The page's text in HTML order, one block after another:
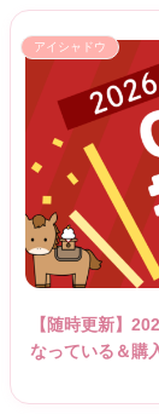
アイシャドウ
【随時更新】
なっている＆購